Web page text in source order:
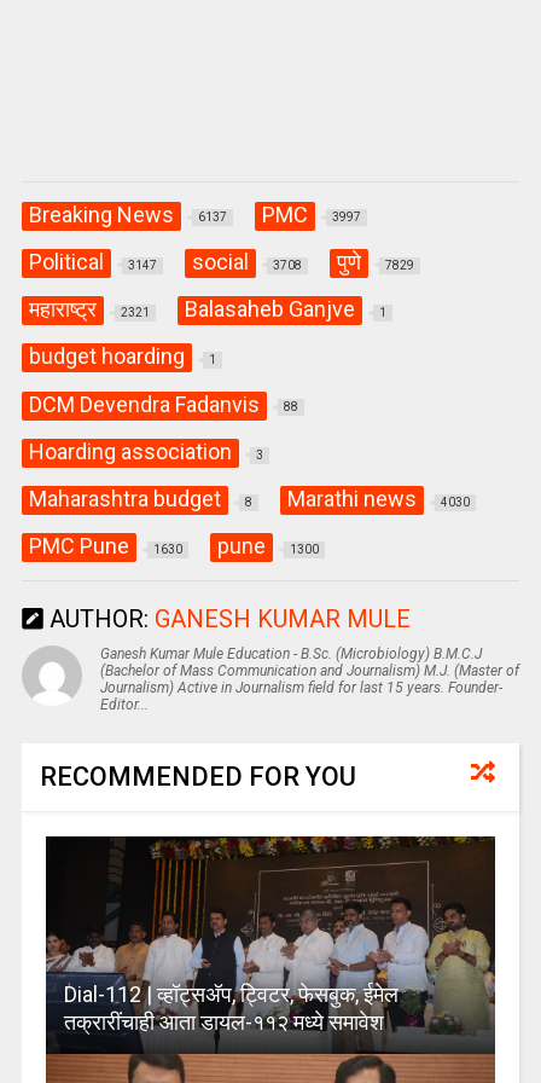
Breaking News 6137 PMC 3997
Political 3147 social 3708 पुणे 7829
महाराष्ट्र 2321 Balasaheb Ganjve 1
budget hoarding 1
DCM Devendra Fadanvis 88
Hoarding association 3
Maharashtra budget 8 Marathi news 4030
PMC Pune 1630 pune 1300
AUTHOR: GANESH KUMAR MULE
Ganesh Kumar Mule Education - B.Sc. (Microbiology) B.M.C.J
(Bachelor of Mass Communication and Journalism) M.J. (Master of
Journalism) Active in Journalism field for last 15 years. Founder-
Editor...
RECOMMENDED FOR YOU
Dial-112 | व्हॉट्सअ‍ॅप, ट्विटर, फेसबुक, ईमेल
तक्रारींचाही आता डायल-११२ मध्ये समावेश